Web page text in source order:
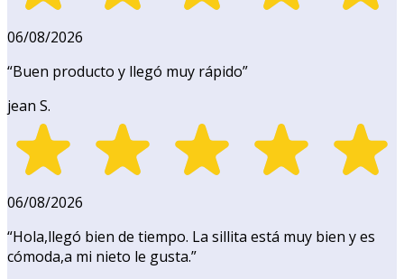
06/08/2026
“Buen producto y llegó muy rápido”
jean S.
06/08/2026
“Hola,llegó bien de tiempo. La sillita está muy bien y es
cómoda,a mi nieto le gusta.”